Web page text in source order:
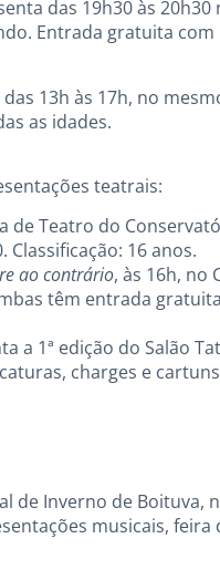
das 19h30 às
Entrada gratuita com
13h às 17h, no
as idades.
teatrais:
de Teatro do
Classificação: 16 anos.
ao contrário, às 16h, no
têm entrada
a 1ª edição do Salão
charges e
de Inverno de
musicais,